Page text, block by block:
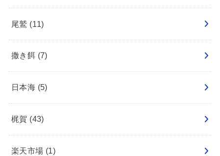
尾鷲 (11)
撒き餌 (7)
日本海 (5)
梶賀 (43)
楽天市場 (1)